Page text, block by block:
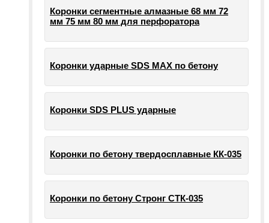
Коронки сегментные алмазные 68 мм 72
мм 75 мм 80 мм для перфоратора
Коронки ударные SDS MAX по бетону
Коронки SDS PLUS ударные
Коронки по бетону твердосплавные КК-035
Коронки по бетону Стронг СТК-035